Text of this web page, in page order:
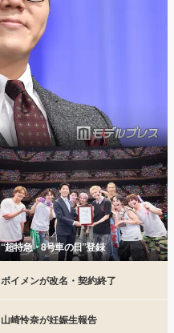
“超特急・8号車の日”登録
ボイメンが改名・契約終了
山崎怜奈が妊娠生報告